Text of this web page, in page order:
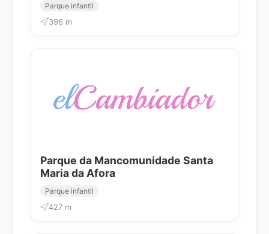
Parque infantil
396 m
Parque da Mancomunidade Santa
Maria da Afora
Parque infantil
427 m